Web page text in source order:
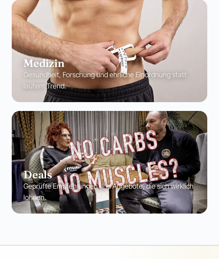
Medizin
Gesundheit, Forschung und ehrliche Einordnung statt
lautem Trend.
Deals
Geprüfte Empfehlungen und Angebote, die sich wirklich
lohnen.